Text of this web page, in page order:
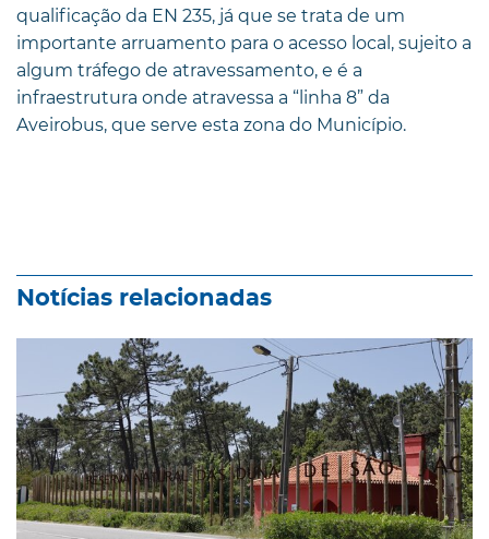
qualificação da EN 235, já que se trata de um
importante arruamento para o acesso local, sujeito a
algum tráfego de atravessamento, e é a
infraestrutura onde atravessa a “linha 8” da
Aveirobus, que serve esta zona do Município.
Notícias relacionadas